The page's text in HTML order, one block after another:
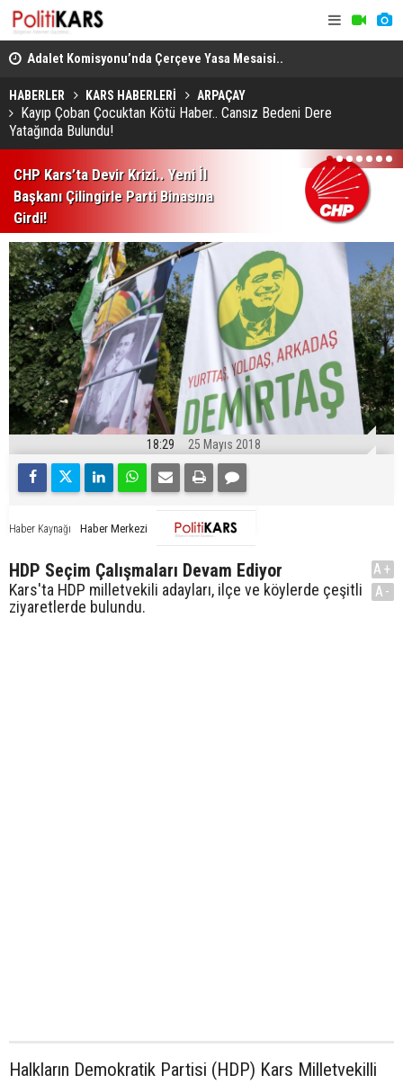
Adalet Komisyonu’nda Çerçeve Yasa Mesaisi..
Görüşmeler Tartışmalarla Başladı!
HABERLER KARS HABERLERİ ARPAÇAY
Kayıp Çoban Çocuktan Kötü Haber.. Cansız Bedeni Dere
Yatağında Bulundu!
CHP Kars’ta Devir Krizi.. Yeni İl
Başkanı Çilingirle Parti Binasına
Girdi!
1 2 3 4 5 6 7
18:29 25 Mayıs 2018
Haber Kaynağı Haber Merkezi
HDP Seçim Çalışmaları Devam Ediyor
Kars'ta HDP milletvekili adayları, ilçe ve köylerde çeşitli
ziyaretlerde bulundu.
A+
A-
Halkların Demokratik Partisi (HDP) Kars Milletvekilli